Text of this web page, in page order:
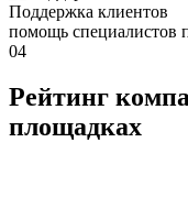
Поддержка клиентов
помощь специалистов
04
Рейтинг
площадках